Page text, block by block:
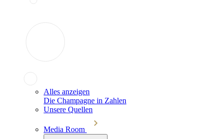
Alles anzeigen
Die Champagne in Zahlen
Unsere Quellen
Media Room